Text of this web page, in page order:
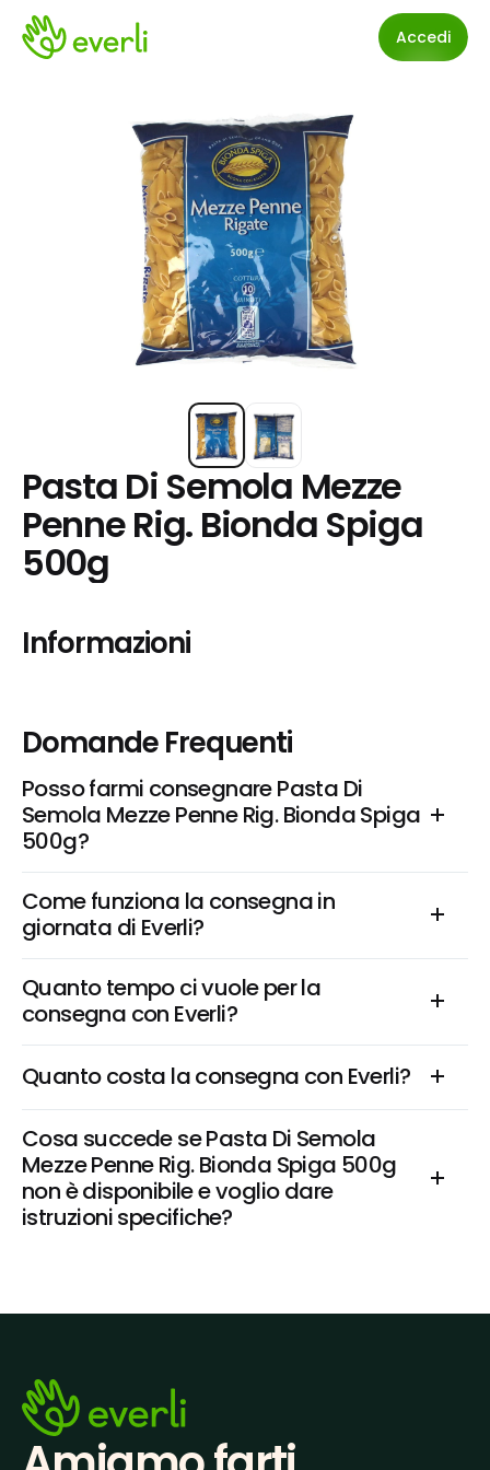
Accedi
Pasta Di Semola Mezze
Penne Rig. Bionda Spiga
500g
Informazioni
Domande Frequenti
Posso farmi consegnare Pasta Di
Semola Mezze Penne Rig. Bionda Spiga
500g?
Come funziona la consegna in
giornata di Everli?
Quanto tempo ci vuole per la
consegna con Everli?
Quanto costa la consegna con Everli?
Cosa succede se Pasta Di Semola
Mezze Penne Rig. Bionda Spiga 500g
non è disponibile e voglio dare
istruzioni specifiche?